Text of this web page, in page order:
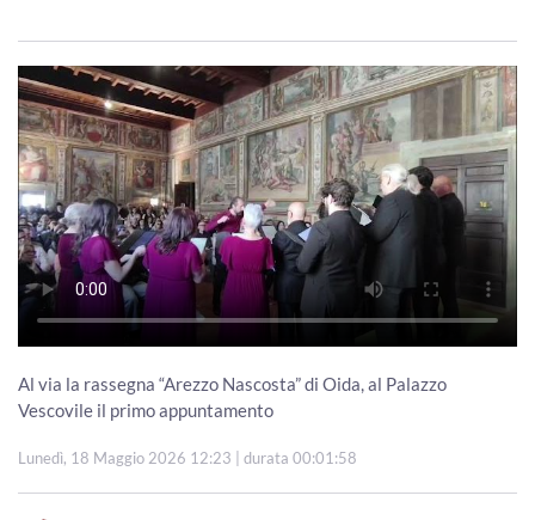
Al via la rassegna “Arezzo Nascosta” di Oida, al Palazzo
Vescovile il primo appuntamento
Lunedì, 18 Maggio 2026 12:23 | durata 00:01:58